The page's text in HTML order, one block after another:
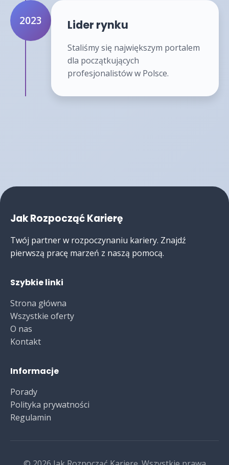
2023 Lider rynku
Staliśmy się największym portalem
dla początkujących
profesjonalistów w Polsce.
Jak Rozpocząć Karierę
Twój partner w rozpoczynaniu kariery. Znajdź
pierwszą pracę marzeń z naszą pomocą.
Szybkie linki
Strona główna
Wszystkie oferty
O nas
Kontakt
Informacje
Porady
Polityka prywatności
Regulamin